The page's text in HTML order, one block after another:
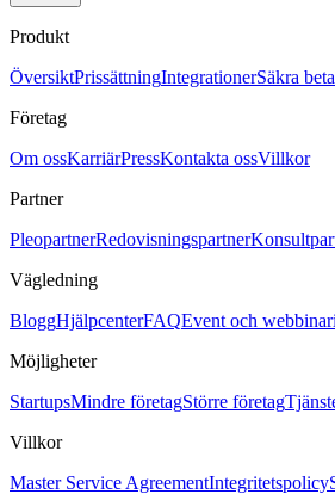
Produkt
ÖversiktPrissättningIntegrationerSäkra
Företag
Om ossKarriärPressKontakta ossVillkor
Partner
PleopartnerRedovisningspartner
Vägledning
BloggHjälpcenterFAQEvent och
Möjligheter
StartupsMindre företagStörre företag
Villkor
Master Service AgreementIntegritetspolicy